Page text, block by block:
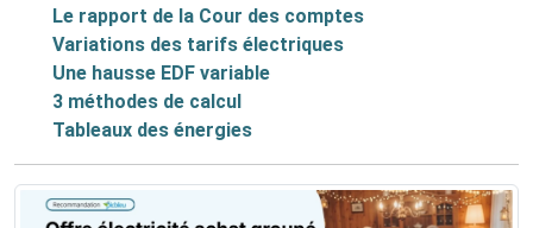
Le rapport de la Cour des comptes
Variations des tarifs électriques
Une hausse EDF variable
3 méthodes de calcul
Tableaux des énergies